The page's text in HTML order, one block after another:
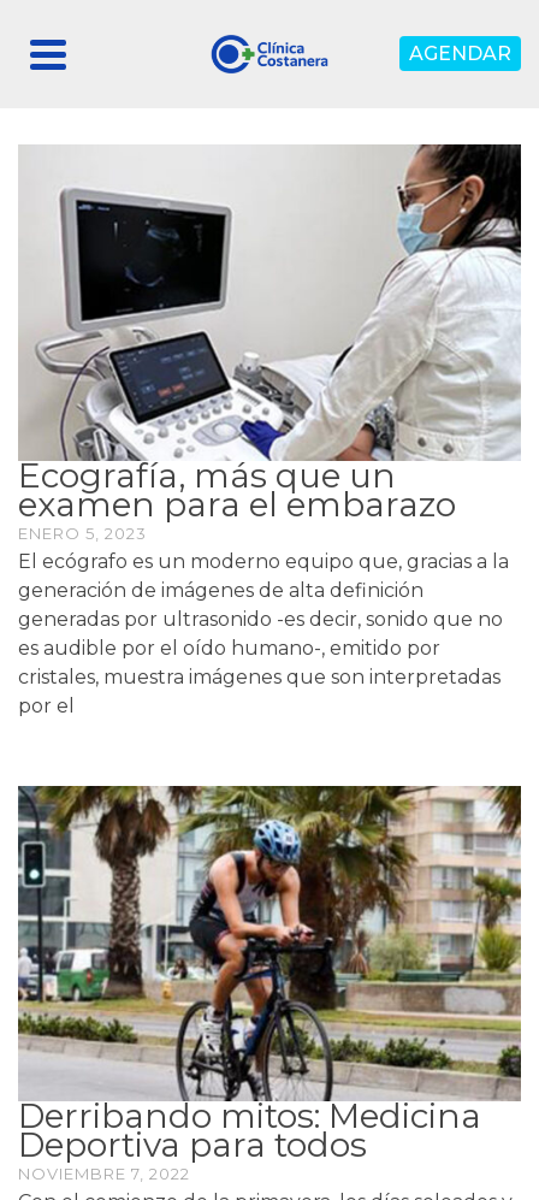
AGENDAR
Ecografía, más que un
examen para el embarazo
ENERO 5, 2023
El ecógrafo es un moderno equipo que, gracias a la
generación de imágenes de alta definición
generadas por ultrasonido -es decir, sonido que no
es audible por el oído humano-, emitido por
cristales, muestra imágenes que son interpretadas
por el
Derribando mitos: Medicina
Deportiva para todos
NOVIEMBRE 7, 2022